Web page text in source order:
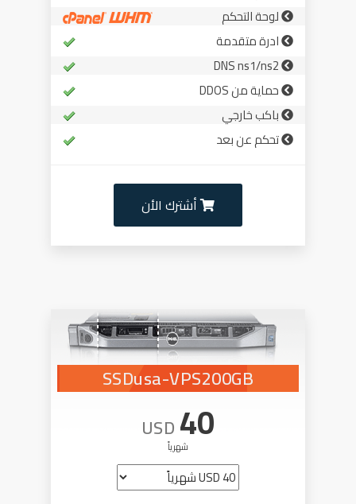
لوحة التحكم
ادرة متقدمة
حماية من DDOS
باكب خارجي
تحكم عن بعد
أشترك الأن
SSDusa-VPS200GB
40
USD
شهرياً